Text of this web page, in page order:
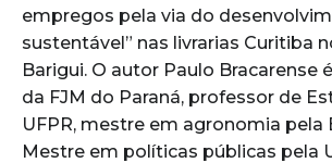
empregos pela via do
sustentável” nas livrarias Curitiba
Barigui. O autor Paulo Bracarense
da FJM do Paraná, professor de
UFPR, mestre em agronomia pela
Mestre em políticas públicas pela